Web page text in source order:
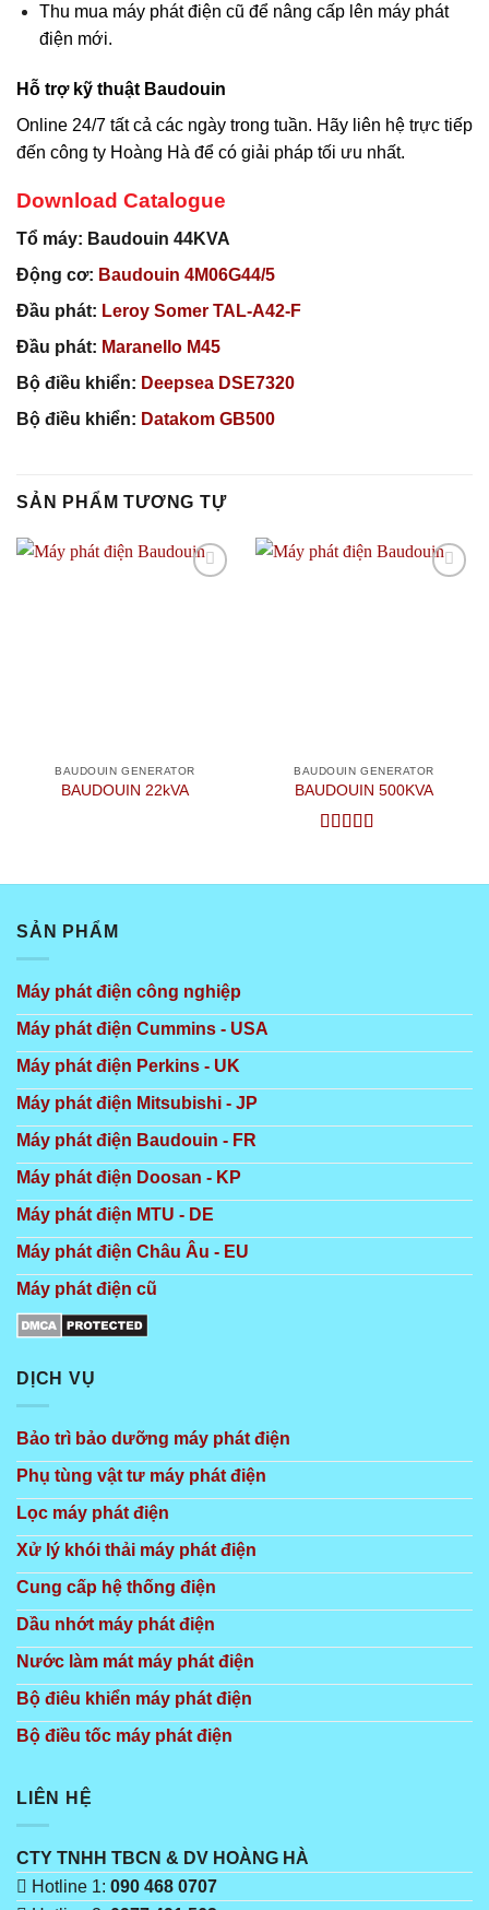
Thu mua máy phát điện cũ để nâng cấp lên máy phát
điện mới.
Hỗ trợ kỹ thuật Baudouin
Online 24/7 tất cả các ngày trong tuần. Hãy liên hệ trực tiếp
đến công ty Hoàng Hà để có giải pháp tối ưu nhất.
Download Catalogue
Tổ máy: Baudouin 44KVA
Động cơ: Baudouin 4M06G44/5
Đầu phát: Leroy Somer TAL-A42-F
Đầu phát: Maranello M45
Bộ điều khiển: Deepsea DSE7320
Bộ điều khiển: Datakom GB500
SẢN PHẨM TƯƠNG TỰ
BAUDOUIN GENERATOR
BAUDOUIN 22kVA
BAUDOUIN GENERATOR
BAUDOUIN 500KVA
sao
SẢN PHẨM
Máy phát điện công nghiệp
Máy phát điện Cummins - USA
Máy phát điện Perkins - UK
Máy phát điện Mitsubishi - JP
Máy phát điện Baudouin - FR
Máy phát điện Doosan - KP
Máy phát điện MTU - DE
Máy phát điện Châu Âu - EU
Máy phát điện cũ
DỊCH VỤ
Bảo trì bảo dưỡng máy phát điện
Phụ tùng vật tư máy phát điện
Lọc máy phát điện
Xử lý khói thải máy phát điện
Cung cấp hệ thống điện
Dầu nhớt máy phát điện
Nước làm mát máy phát điện
Bộ điêu khiển máy phát điện
Bộ điều tốc máy phát điện
LIÊN HỆ
CTY TNHH TBCN & DV HOÀNG HÀ
Hotline 1: 090 468 0707